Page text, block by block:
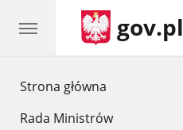
Strona główna
Rada Ministrów
gov.pl